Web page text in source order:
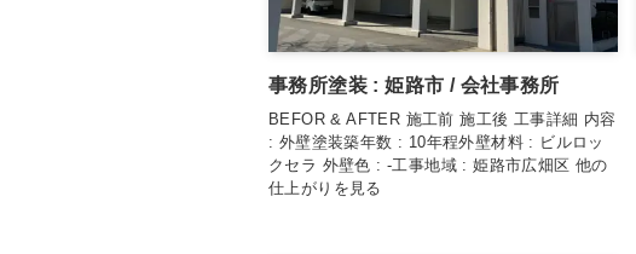
事務所塗装 : 姫路市 / 会社事務所
BEFOR & AFTER 施工前 施工後 工事詳細 内容
: 外壁塗装築年数 : 10年程外壁材料 : ビルロッ
クセラ 外壁色 : -工事地域 : 姫路市広畑区 他の
仕上がりを見る